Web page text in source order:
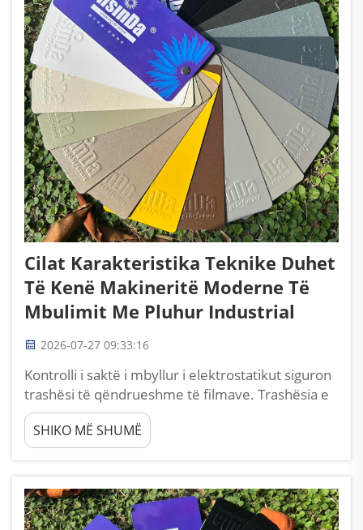
Cilat Karakteristika Teknike Duhet
Të Kenë Makineritë Moderne Të
Mbulimit Me Pluhur Industrial
2026-07-27 09:33:16
Kontrolli i saktë i mbyllur i elektrostatikut siguron
trashësi të qëndrueshme të filmave. Trashësia e
qëndrueshme dhe e njëtrajtshme e mbulimit
është kushti themelor i parë për përfundimin e
sipërfaqeve metalike të kualifikuar, dhe
mbështeten në kontrollin e mbyllur të
elektrostatikut...
SHIKO MË SHUMË